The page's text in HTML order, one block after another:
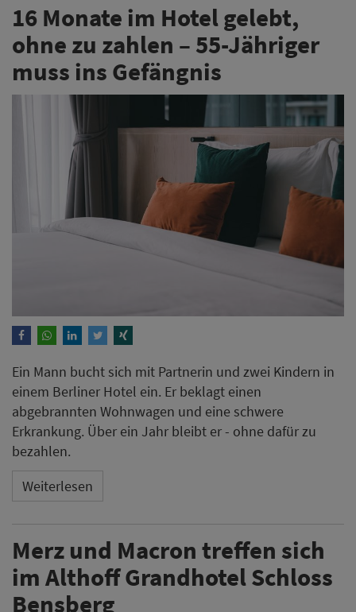
16 Monate im Hotel gelebt,
ohne zu zahlen – 55-Jähriger
muss ins Gefängnis
Ein Mann bucht sich mit Partnerin und zwei Kindern in
einem Berliner Hotel ein. Er beklagt einen
abgebrannten Wohnwagen und eine schwere
Erkrankung. Über ein Jahr bleibt er - ohne dafür zu
bezahlen.
Weiterlesen
Merz und Macron treffen sich
im Althoff Grandhotel Schloss
Bensberg